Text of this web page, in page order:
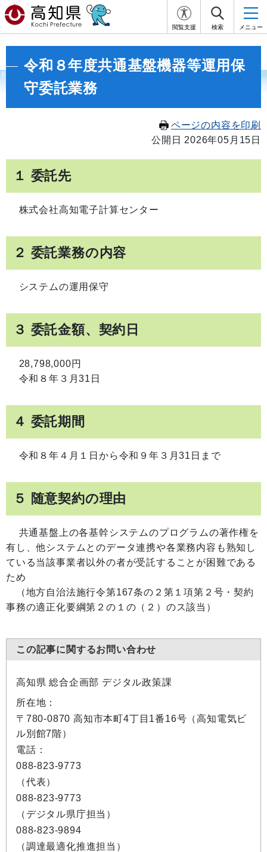
閲覧支援 検索 メニュー
令和８年度共通基盤機器等運用保
守委託業務
ページの内容を印刷
公開日 2026年05月15日
１ 委託先
株式会社高知電子計算センター
２ 委託業務の内容
システムの運用保守
３ 委託金額、契約日
28,798,000円
令和８年３月31日
４ 委託期間
令和８年４月１日から令和９年３月31日まで
５ 随意契約の理由
共通基盤上の各基幹システムのプログラムの著作権を
有し、他システムとのデータ連携や各業務内容も熟知し
ている当該事業者以外の者が受託することが困難である
ため
（地方自治法施行令第167条の２第１項第２号・契約
事務の適正化要綱第２の１の（２）のス該当）
この記事に関するお問い合わせ
高知県 総合企画部 デジタル政策課
所在地：
〒780-0870 高知市本町4丁目1番16号（高知電気ビ
ル別館7階）
電話：
088-823-9773
（代表）
088-823-9773
（デジタル県庁担当）
088-823-9894
（調達最適化推進担当）